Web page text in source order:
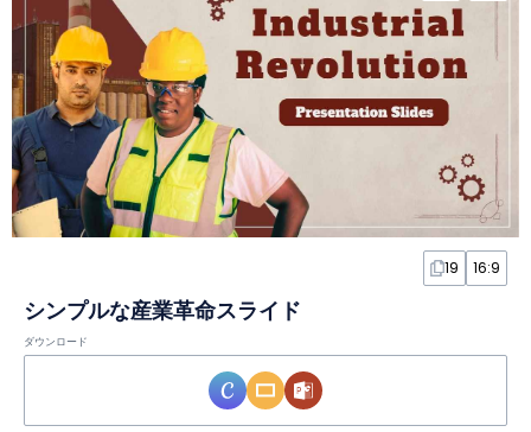
19 16:9
シンプルな産業革命スライド
ダウンロード